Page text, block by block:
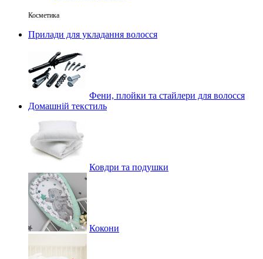
Косметика
Прилади для укладання волосся
Фени, плойки та стайлери для волосся
Домашній текстиль
Ковдри та подушки
Кокони